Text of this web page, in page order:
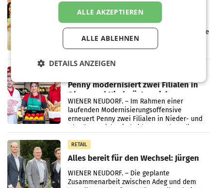
Eine Bühne für Zirkularität: ARA und
Müller informieren am POS über
Kreislauffähigkeit
Über den gesamten August hinweg rücken die
Altstoff Recycling Austria AG (ARA) und der
Handelskonzern Müller die Initiative
Müller-Filialen
Penny modernisiert zwei Filialen in
Ober- und Niederösterreich
WIENER NEUDORF. – Im Rahmen einer
laufenden Modernisierungsoffensive
erneuert Penny zwei Filialen in Nieder- und
Oberösterreich. Die beiden Standorte liegen
RETAIL
Alles bereit für den Wechsel: Jürgen
Albrecht setzt ab 1.1.2027 auf Adeg
WIENER NEUDORF. – Die geplante
Zusammenarbeit zwischen Adeg und dem
ALLE AKZEPTIEREN
ALLE ABLEHNEN
DETAILS ANZEIGEN